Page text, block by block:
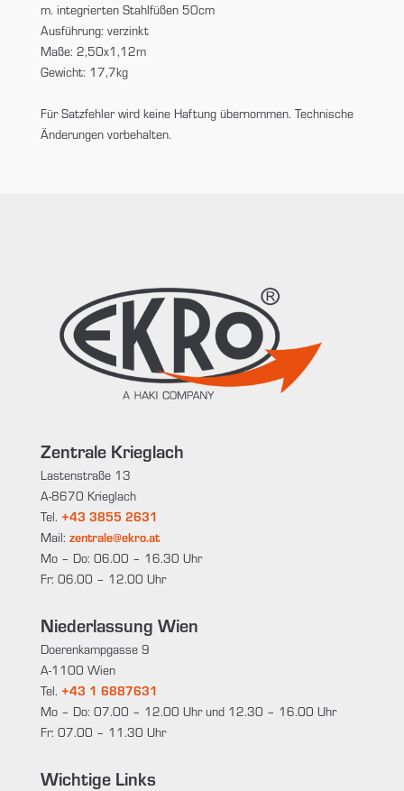
m. integrierten Stahlfüßen 50cm
Ausführung: verzinkt
Maße: 2,50x1,12m
Gewicht: 17,7kg
Für Satzfehler wird keine Haftung übernommen. Technische
Änderungen vorbehalten.
Zentrale Krieglach
Lastenstraße 13
A-8670 Krieglach
Tel. +43 3855 2631
Mail: zentrale@ekro.at
Mo – Do: 06.00 – 16.30 Uhr
Fr: 06.00 – 12.00 Uhr
Niederlassung Wien
Doerenkampgasse 9
A-1100 Wien
Tel. +43 1 6887631
Mo – Do: 07.00 – 12.00 Uhr und 12.30 – 16.00 Uhr
Fr: 07.00 – 11.30 Uhr
Wichtige Links